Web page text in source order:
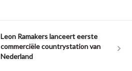
Leon Ramakers lanceert eerste
commerciële countrystation van
Nederland